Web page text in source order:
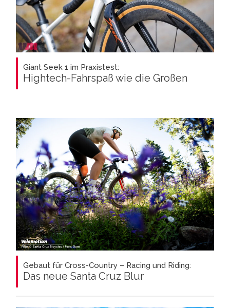
Giant Seek 1 im Praxistest:
Hightech-Fahrspaß wie die Großen
Gebaut für Cross-Country – Racing und Riding:
Das neue Santa Cruz Blur